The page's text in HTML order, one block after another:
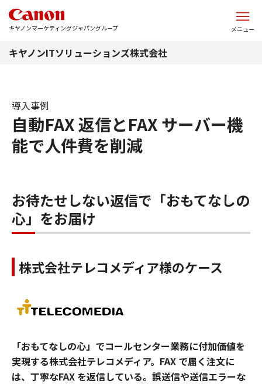
キヤノンマーケティングジャパングループ メニュー
キヤノンITソリューションズ株式会社
自動FAX 返信とFAX サーバー機
能で人件費を削減
導入事例
お待たせしない返信で「おもてなしの
心」をお届け
株式会社テレコメディア様のケース
「おもてなしの心」でコールセンター業務に付加価値を
実現する株式会社テレコメディア。FAX で届く注文に
は、丁寧なFAX を返信している。誤送信や送信エラーな